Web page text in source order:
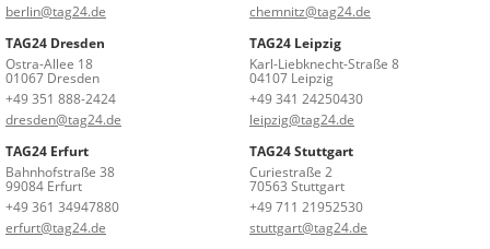
berlin@tag24.de
chemnitz@tag24.de
TAG24 Dresden
Ostra-Allee 18
01067 Dresden
+49 351 888-2424
dresden@tag24.de
TAG24 Leipzig
Karl-Liebknecht-Straße 8
04107 Leipzig
+49 341 24250430
leipzig@tag24.de
TAG24 Erfurt
Bahnhofstraße 38
99084 Erfurt
+49 361 34947880
erfurt@tag24.de
TAG24 Stuttgart
Curiestraße 2
70563 Stuttgart
+49 711 21952530
stuttgart@tag24.de